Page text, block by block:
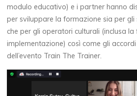
modulo educativo) e i partner hanno
per sviluppare la formazione sia per gli
che per gli operatori culturali (inclusa la
implementazione) così come gli
dell’evento Train The Trainer.